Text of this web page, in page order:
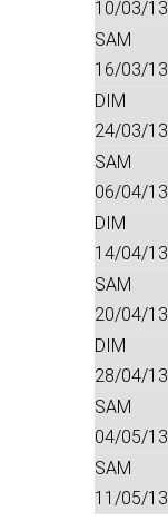
10/03/13
SAM
16/03/13
DIM
24/03/13
SAM
06/04/13
DIM
14/04/13
SAM
20/04/13
DIM
28/04/13
SAM
04/05/13
SAM
11/05/13